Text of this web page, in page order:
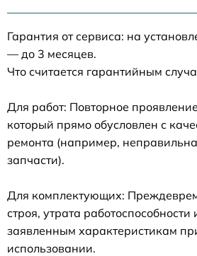
Гарантия от сервиса: на
— до 3 месяцев.
Что считается гарантийным
Для работ: Повторное
который прямо обусловлен с
ремонта (например,
запчасти).
Для комплектующих:
строя, утрата работоспособности
заявленным характеристикам
использовании.